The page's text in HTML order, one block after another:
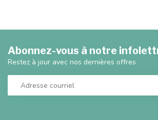
Abonnez-vous à notre
Restez à jour avec nos dernières offres